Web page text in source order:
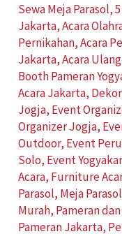
Sewa Meja Parasol,
Jakarta,Acara
Pernikahan,Acara
Jakarta,Acara
Booth Pameran
Acara Jakarta,
Jogja, Event
Organizer Jogja,
Outdoor, Event
Solo, Event
Acara, Furniture
Parasol, Meja
Murah, Pameran
Pameran Jakarta,
Outdoor